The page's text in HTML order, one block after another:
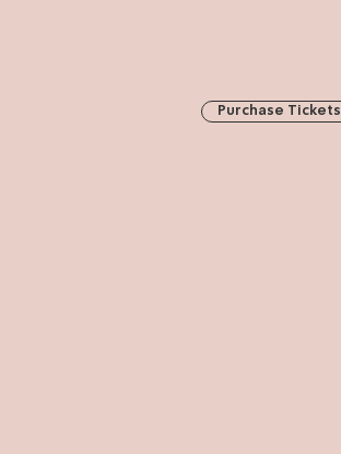
Purchase Tickets